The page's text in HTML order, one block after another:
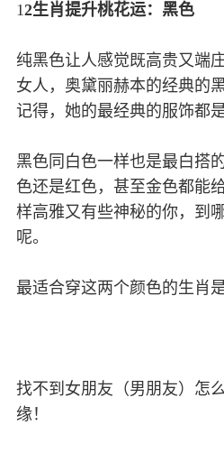
12生肖提升桃花运：黑色
纯黑色让人感觉既高贵又端
女人，奥黛丽赫本的经典的
记得，她的最经典的服饰都
黑色同白色一样也是最白搭
色还是红色，甚至金色都能
样高雅又有些神秘的你，到
呢。
最适合穿这两个颜色的生肖
找不到女朋友（男朋友）怎
缘！